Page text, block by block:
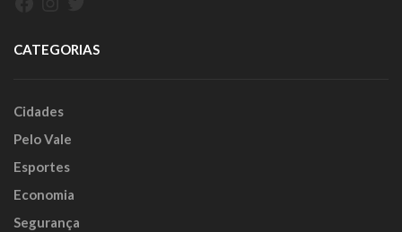
CATEGORIAS
Cidades
Pelo Vale
Esportes
Economia
Segurança